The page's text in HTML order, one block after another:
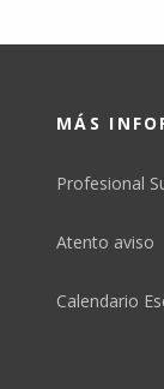
MÁS
Profesional
Atento aviso
Calendario